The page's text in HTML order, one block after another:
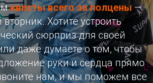
квесты всего за полцены —
Хотите устроить
сюрприз для своей
даже думаете о том, чтобы
руки и сердца прямо
нам, и мы поможем все